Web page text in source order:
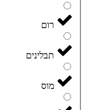
רום
תבלינים
מוס